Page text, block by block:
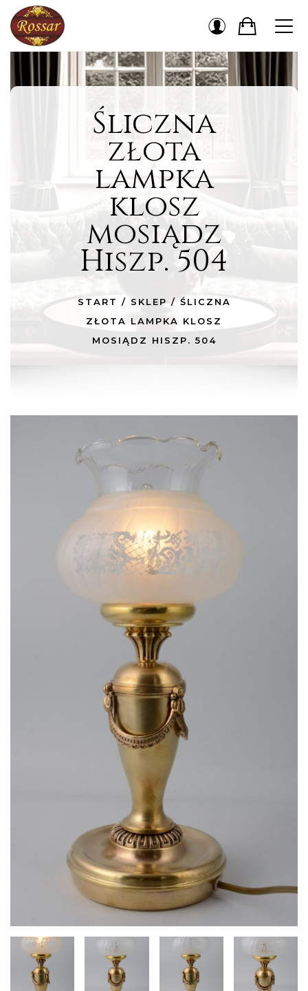
Śliczna
złota
lampka
klosz
mosiądz
Hiszp. 504
START / SKLEP / ŚLICZNA
ZŁOTA LAMPKA KLOSZ
MOSIĄDZ HISZP. 504